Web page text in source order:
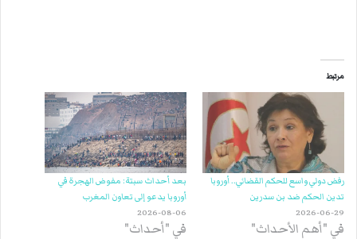
مرتبط
رفض دولي واسع للحكم القضائي.. أوروبا
تدين الحكم ضد بن سدرين
2026-06-29
في "أهم الأحداث"
بعد أحداث سبتة: مفوض الهجرة في
أوروبا يدعو إلى تعاون المغرب
2026-08-06
في "أحداث"